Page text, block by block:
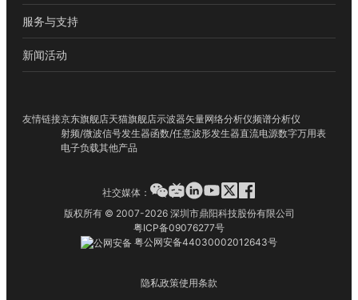
服务与支持
新闻活动
友情链接京东旗舰店天猫旗舰店示波器矢量网络分析仪频谱分析仪
射频/微波信号发生器函数/任意波形发生器直流电源数字万用表
电子负载其他产品
版权所有 © 2007-2026 深圳市鼎阳科技股份有限公司
粤ICP备09076277号
粤公网安备44030002012643号
隐私政策使用条款
社交媒体：